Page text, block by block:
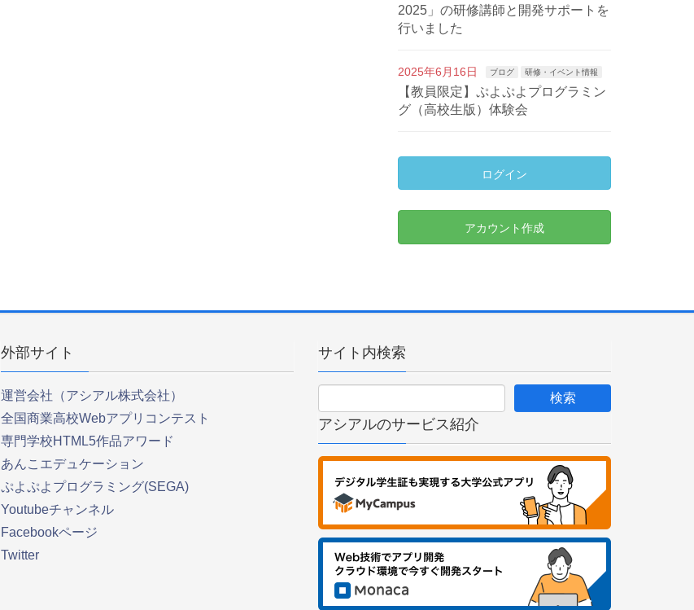
2025」の研修講師と開発サポートを
行いました
2025年6月16日 ブログ 研修・イベント情報
【教員限定】ぷよぷよプログラミン
グ（高校生版）体験会
ログイン
アカウント作成
外部サイト
運営会社（アシアル株式会社）
全国商業高校Webアプリコンテスト
専門学校HTML5作品アワード
あんこエデュケーション
ぷよぷよプログラミング(SEGA)
Youtubeチャンネル
Facebookページ
Twitter
サイト内検索
アシアルのサービス紹介